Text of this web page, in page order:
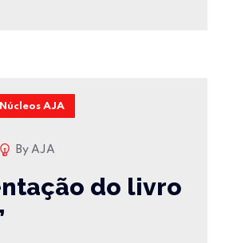
Núcleos AJA
ByAJA
do livro